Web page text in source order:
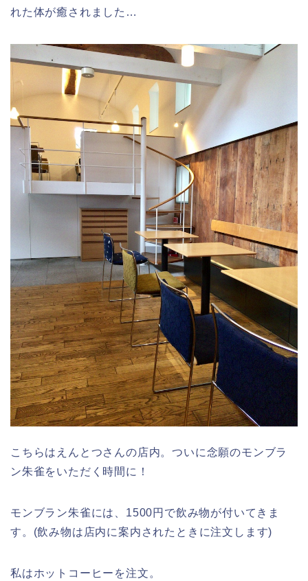
れた体が癒されました…
こちらはえんとつさんの店内。ついに念願のモンブラ
ン朱雀をいただく時間に！
モンブラン朱雀には、1500円で飲み物が付いてきま
す。(飲み物は店内に案内されたときに注文します)
私はホットコーヒーを注文。